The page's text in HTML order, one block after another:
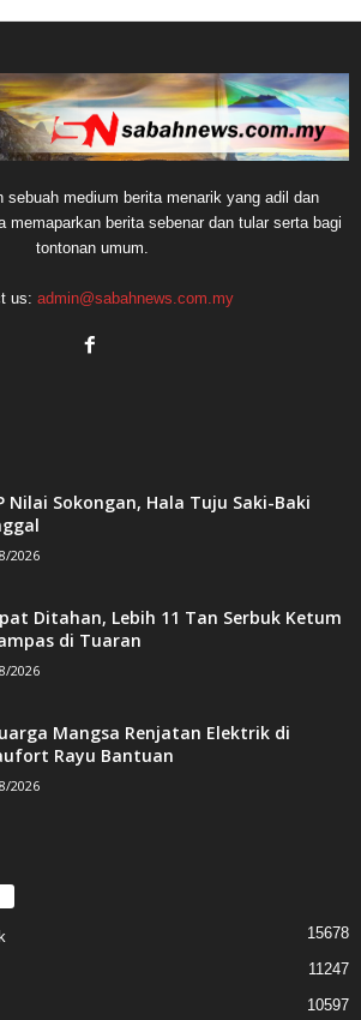
sebuah medium berita menarik yang adil dan
memaparkan berita sebenar dan tular serta bagi
tontonan umum.
us: admin@sabahnews.com.my
Nilai Sokongan, Hala Tuju Saki-Baki
2026
Ditahan, Lebih 11 Tan Serbuk Ketum
di Tuaran
2026
Mangsa Renjatan Elektrik di
Rayu Bantuan
2026
15678
11247
10597